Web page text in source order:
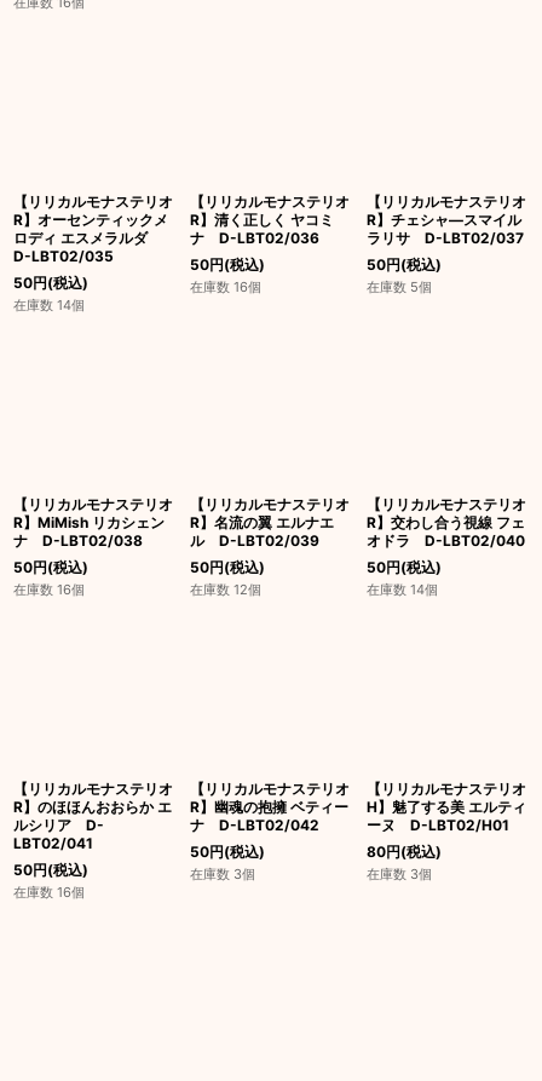
【リリカルモナステリオ
R】オーセンティックメ
ロディ エスメラルダ
D-LBT02/035
50円(税込)
在庫数 14個
【リリカルモナステリオ
R】清く正しく ヤコミ
ナ D-LBT02/036
50円(税込)
在庫数 16個
【リリカルモナステリオ
R】チェシャ―スマイル
ラリサ D-LBT02/037
50円(税込)
在庫数 5個
【リリカルモナステリオ
R】MiMish リカシェン
ナ D-LBT02/038
50円(税込)
在庫数 16個
【リリカルモナステリオ
R】名流の翼 エルナエ
ル D-LBT02/039
50円(税込)
在庫数 12個
【リリカルモナステリオ
R】交わし合う視線 フェ
オドラ D-LBT02/040
50円(税込)
在庫数 14個
【リリカルモナステリオ
R】のほほんおおらか エ
ルシリア D-
LBT02/041
50円(税込)
在庫数 16個
【リリカルモナステリオ
R】幽魂の抱擁 ベティー
ナ D-LBT02/042
50円(税込)
在庫数 3個
【リリカルモナステリオ
H】魅了する美 エルティ
ーヌ D-LBT02/H01
80円(税込)
在庫数 3個